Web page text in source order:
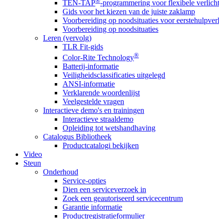
TEN-TAP -programmering voor flexibele
Gids voor het kiezen van de juiste zaklamp
Voorbereiding op noodsituaties voor
Voorbereiding op noodsituaties
Leren (vervolg)
TLR Fit-gids
Color-Rite Technology®
Batterij-informatie
Veiligheidsclassificaties uitgelegd
ANSI-informatie
Verklarende woordenlijst
Veelgestelde vragen
Interactieve demo's en trainingen
Interactieve straaldemo
Opleiding tot wetshandhaving
Catalogus Bibliotheek
Productcatalogi bekijken
Video
Steun
Onderhoud
Service-opties
Dien een serviceverzoek in
Zoek een geautoriseerd servicecentrum
Garantie informatie
Productregistratieformulier